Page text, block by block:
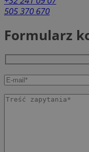
505 370 670
Formularz